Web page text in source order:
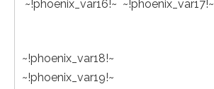
~!phoenix_var16!~ ~!phoenix_var17!~
~!phoenix_var18!~
~!phoenix_var19!~